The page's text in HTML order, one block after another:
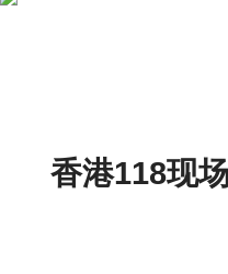
香港118现